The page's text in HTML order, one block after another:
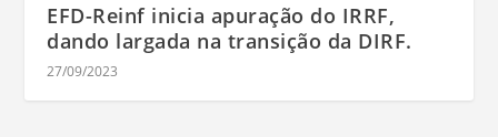
EFD-Reinf inicia apuração do IRRF,
dando largada na transição da DIRF.
27/09/2023